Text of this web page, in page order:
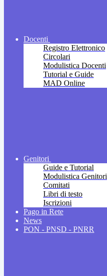
Docenti
Registro Elettronico
Circolari
Modulistica Docenti
Tutorial e Guide
MAD Online
Genitori
Guide e Tutorial
Modulistica Genitori
Comitati
Libri di testo
Iscrizioni
Pago in Rete
News
PON - PNSD - PNRR